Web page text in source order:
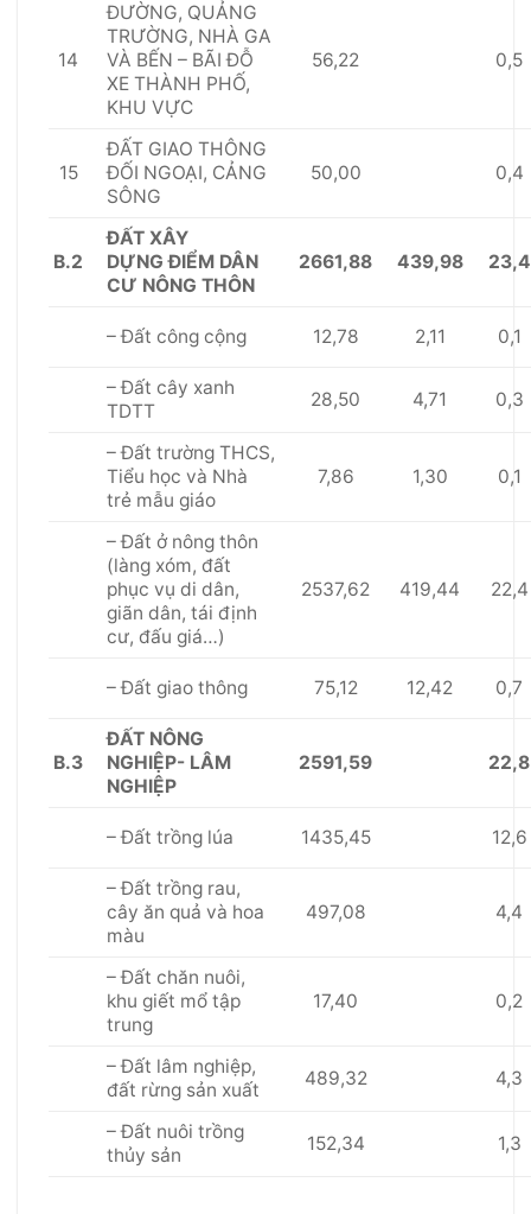
14
ĐƯỜNG, QUẢNG
TRƯỜNG, NHÀ GA
VÀ BẾN – BÃI ĐỖ
XE THÀNH PHỐ,
KHU VỰC
56,22 0,5
15
ĐẤT GIAO THÔNG
ĐỐI NGOẠI, CẢNG
SÔNG
50,00 0,4
B.2
ĐẤT XÂY
DỰNGĐIỂM DÂN
CƯ NÔNG THÔN
2661,88 439,98 23,4
– Đất công cộng 12,78 2,11 0,1
– Đất cây xanh
TDTT
28,50 4,71 0,3
– Đất trường THCS,
Tiểu học và Nhà
trẻ mẫu giáo
7,86 1,30 0,1
– Đất ở nông thôn
(làng xóm, đất
phục vụ di dân,
giãn dân, tái định
cư, đấu giá…)
2537,62 419,44 22,4
– Đất giao thông 75,12 12,42 0,7
B.3
ĐẤT NÔNG
NGHIỆP- LÂM
NGHIỆP
2591,59 22,8
– Đất trồng lúa 1435,45 12,6
– Đất trồng rau,
cây ăn quả và hoa
màu
497,08 4,4
– Đất chăn nuôi,
khu giết mổ tập
trung
17,40 0,2
– Đất lâm nghiệp,
đất rừng sản xuất
489,32 4,3
– Đất nuôi trồng
thủy sản
152,34 1,3